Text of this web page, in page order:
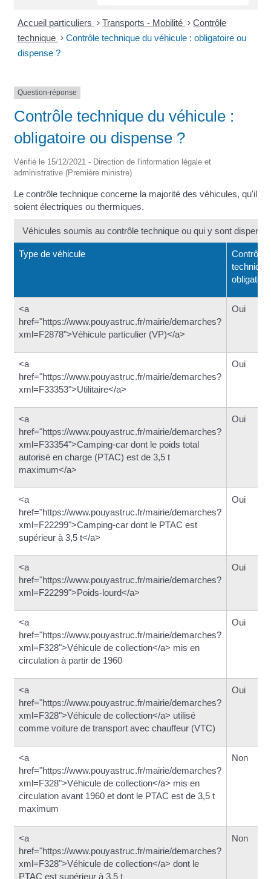
Accueil particuliers > Transports - Mobilité > Contrôle
technique > Contrôle technique du véhicule : obligatoire ou
dispense ?
Question-réponse
Contrôle technique du véhicule :
obligatoire ou dispense ?
Vérifié le 15/12/2021 - Direction de l'information légale et
administrative (Première ministre)
Le contrôle technique concerne la majorité des véhicules, qu'il
soient électriques ou thermiques.
Véhicules soumis au contrôle technique ou qui y sont
Type de véhicule
Contrôle
technique
<a
href="https://www.pouyastruc.fr/mairie/demarches?
xml=F2878">Véhicule particulier (VP)</a>
Oui
<a
href="https://www.pouyastruc.fr/mairie/demarches?
xml=F33353">Utilitaire</a>
Oui
<a
href="https://www.pouyastruc.fr/mairie/demarches?
xml=F33354">Camping-car dont le poids total
autorisé en charge (PTAC) est de 3,5 t
maximum</a>
Oui
<a
href="https://www.pouyastruc.fr/mairie/demarches?
xml=F22299">Camping-car dont le PTAC est
supérieur à 3,5 t</a>
Oui
<a
href="https://www.pouyastruc.fr/mairie/demarches?
xml=F22299">Poids-lourd</a>
Oui
<a
href="https://www.pouyastruc.fr/mairie/demarches?
xml=F328">Véhicule de collection</a> mis en
circulation à partir de 1960
Oui
<a
href="https://www.pouyastruc.fr/mairie/demarches?
xml=F328">Véhicule de collection</a> utilisé
comme voiture de transport avec chauffeur (VTC)
Oui
<a
href="https://www.pouyastruc.fr/mairie/demarches?
xml=F328">Véhicule de collection</a> mis en
circulation avant 1960 et dont le PTAC est de 3,5 t
maximum
Non
<a
href="https://www.pouyastruc.fr/mairie/demarches?
xml=F328">Véhicule de collection</a> dont le
PTAC est supérieur à 3,5 t
Non